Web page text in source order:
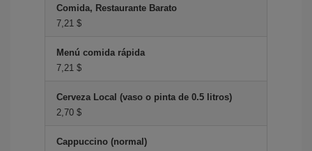
Comida, Restaurante Barato
7,21 $
Menú comida rápida
7,21 $
Cerveza Local (vaso o pinta de 0.5 litros)
2,70 $
Cappuccino (normal)